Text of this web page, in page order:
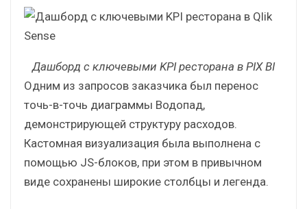
персонал, себестоимость, EBITDA.
В PIX BI реализовали точечную диаграмму,
SPMH и EBITDA и панель фильтров.
Дашборд с ключевыми KPI ресторана в PIX BI